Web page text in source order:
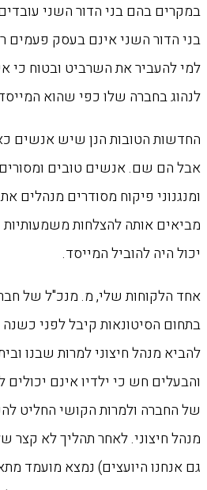
במקרים בהם בני הדור השני
בני הדור השני אינם בעסק פעמים
למי להעביר את השרביט ובטוח כי
לנהוג בחברה שלו כפי שהוא
החדשות הטובות הנן שיש אנשים
אבל הם שם. אנשים טובים
ומנגנוני פיקוח מסודרים מנהלים
מביאים אותה להצלחות משמעותיות
יכול היה להוביל המייסד.
אחד הלקוחות שלי, מ. מנכ"ל של
בתחום הסיטונאות קיבל לפני
להביא מנהל חיצוני למרות שבנו
והבעלים חש כי ילדיו אינם
של החברה ולמרות הקושי החליט
מנהל חיצוני. לאחר תהליך לא קצר
גם אנחנו היועצים) נמצא מועמד